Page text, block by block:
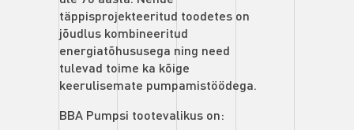
täppisprojekteeritud toodetes on
jõudlus kombineeritud
energiatõhususega ning need
tulevad toime ka kõige
keerulisemate pumpamistöödega.
BBA Pumpsi tootevalikus on: